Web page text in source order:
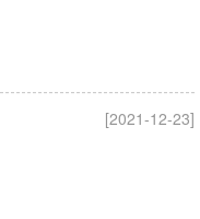
[2021-12-23]